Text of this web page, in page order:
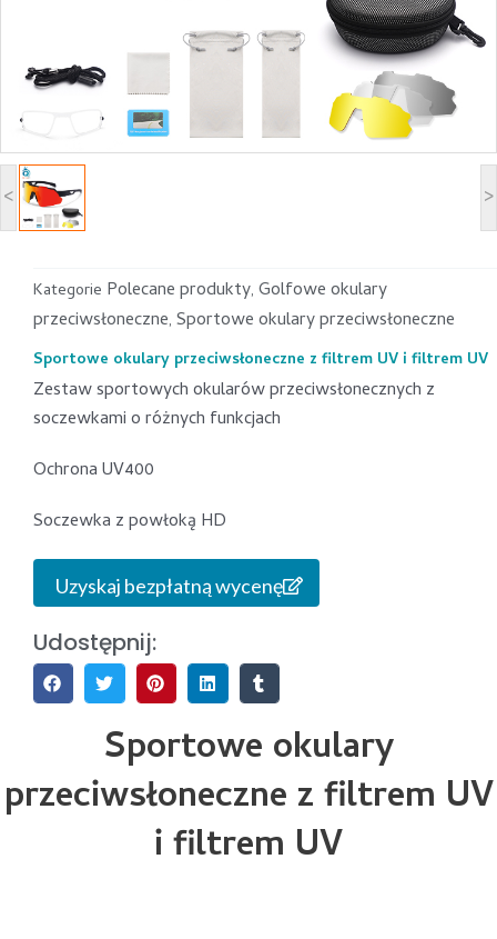
< >
Kategorie Polecane produkty, Golfowe okulary
przeciwsłoneczne, Sportowe okulary przeciwsłoneczne
Sportowe okulary przeciwsłoneczne z filtrem UV i filtrem UV
Zestaw sportowych okularów przeciwsłonecznych z
soczewkami o różnych funkcjach
Ochrona UV400
Soczewka z powłoką HD
Uzyskaj bezpłatną wycenę
Udostępnij:
Sportowe okulary
przeciwsłoneczne z filtrem UV
i filtrem UV